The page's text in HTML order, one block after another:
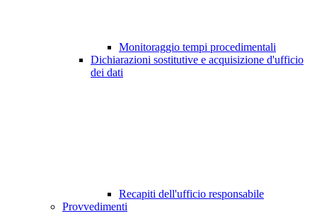
Monitoraggio tempi procedimentali
Dichiarazioni sostitutive e acquisizione d'ufficio
dei dati
Recapiti dell'ufficio responsabile
Provvedimenti